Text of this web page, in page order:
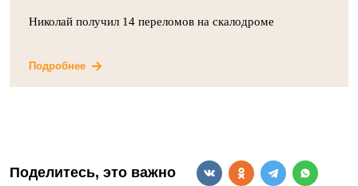
Николай получил 14 переломов на скалодроме
Подробнее
Поделитесь, это важно